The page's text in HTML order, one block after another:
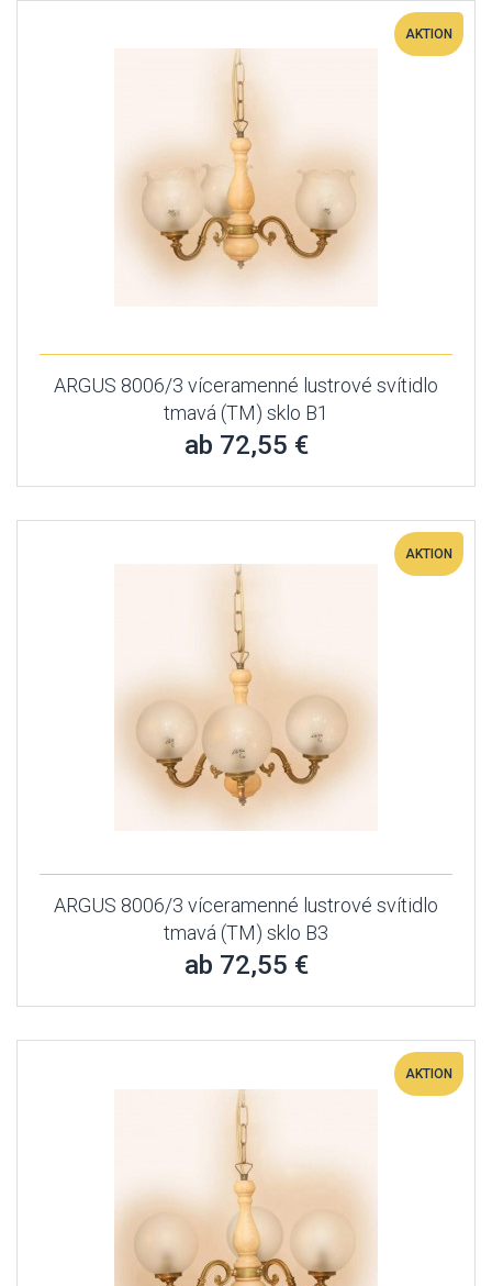
AKTION
ARGUS 8006/3 víceramenné lustrové svítidlo
tmavá (TM) sklo B1
ab 72,55 €
AKTION
ARGUS 8006/3 víceramenné lustrové svítidlo
tmavá (TM) sklo B3
ab 72,55 €
AKTION